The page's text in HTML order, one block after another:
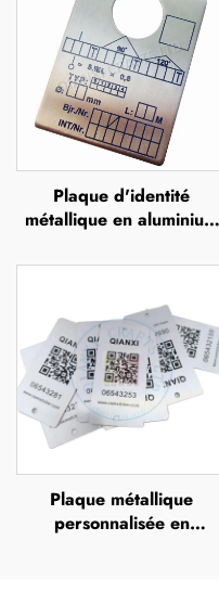
Plaque d'identité
métallique en aluminium
gravée, imprimée UV,
impression offset, plaque
métallique en relief
Plaque métallique
personnalisée en